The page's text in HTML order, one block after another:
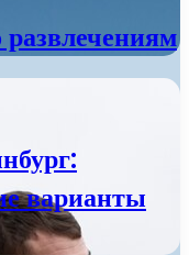
развлечениям
варианты